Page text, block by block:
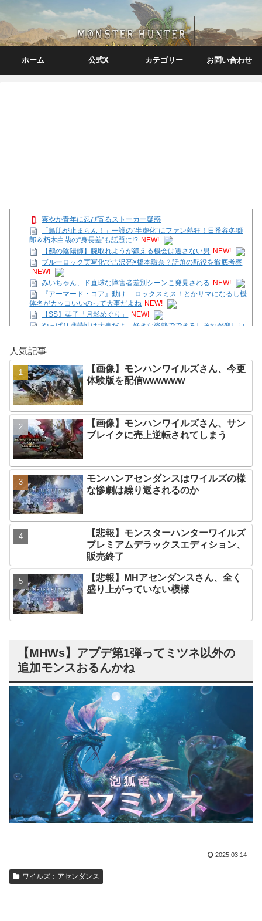
ホーム 公式X カテゴリー お問い合わせ
爽やか青年に忍び寄るストーカー疑惑
「鳥肌が止まらん！」一護の“半虚化”にファン熱狂！日番谷冬獅
郎＆朽木白哉の“身長差”も話題に!? NEW!
【鵺の陰陽師】腕取れようが鍛える機会は逃さない男 NEW!
ブルーロック実写化で吉沢亮×橋本環奈？話題の配役を徹底考察
NEW!
みいちゃん、ド直球な障害者差別シーンこ発見される NEW!
『アーマード・コア』動け… ロックスミス！とかサマになるし機
体名がカッコいいのって大事だよね NEW!
【SS】栞子「月影めぐり」
NEW!
やっぱり携帯性は大事だよ、好きな姿勢でできるしそれが楽しい
【画像】モンハンワイルズさん、サンブレイクに売上逆転されて
しまう
みいちゃん、ド直球な障害者差別シーンこ発見される
NEW!
『アーマード・コア』動け… ロックスミス！とかサマになるし機
体名がカッコいいのって大事だよね
Powered by livedoor 相互RSS
人気記事
【画像】モンハンワイルズさん、今更
体験版を配信wwwwww
【画像】モンハンワイルズさん、サン
ブレイクに売上逆転されてしまう
モンハンアセンダンスはワイルズの様
な惨劇は繰り返されるのか
【悲報】モンスターハンターワイルズ
プレミアムデラックスエディション、
販売終了
【悲報】MHアセンダンスさん、全く
盛り上がっていない模様
【MHWs】アプデ第1弾ってミツネ以外の
追加モンスおるんかね
2025.03.14
ワイルズ：アセンダンス